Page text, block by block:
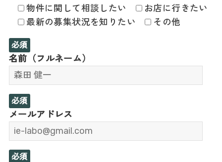
物件に関して相談したい
お店に行きたい
最新の募集状況を知りたい
その他
必須
名前（フルネーム）
必須
メールアドレス
必須